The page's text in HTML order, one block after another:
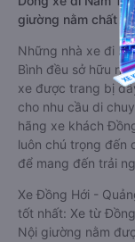
giường nằm chất
Những nhà xe đi
Bình đều sở hữu
xe được trang bị
cho nhu cầu di
hãng xe khách
luôn chú trọng đến
để mang đến trải
Xe Đồng Hới -
tốt nhất: Xe từ
Nội giường nằm